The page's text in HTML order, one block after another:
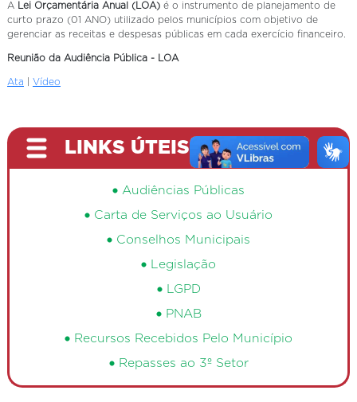
A Lei Orçamentária Anual (LOA) é o instrumento de planejamento de
curto prazo (01 ANO) utilizado pelos municípios com objetivo de
gerenciar as receitas e despesas públicas em cada exercício financeiro.
Reunião da Audiência Pública - LOA
Ata Vídeo
LINKS ÚTEIS
Audiências Públicas
Carta de Serviços ao Usuário
Conselhos Municipais
Legislação
LGPD
PNAB
Recursos Recebidos Pelo Município
Repasses ao 3º Setor